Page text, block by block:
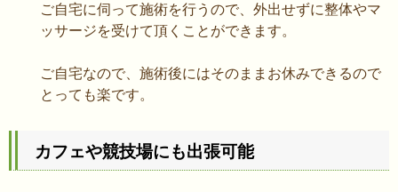
ご自宅に伺って施術を行うので、外出せずに整体やマ
ッサージを受けて頂くことができます。
ご自宅なので、施術後にはそのままお休みできるので
とっても楽です。
カフェや競技場にも出張可能